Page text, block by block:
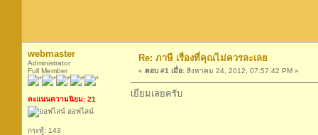
webmaster
Administrator
Full Member
คะแนนความนิยม: 21
ออฟไลน์
กระทู้: 143
Re: ภาษี เรื่องที่คุณไม่ควรละเลย
« ตอบ #1 เมื่อ: สิงหาคม 24, 2012, 07:57:42 PM »
เยี่ยมเลยครับ